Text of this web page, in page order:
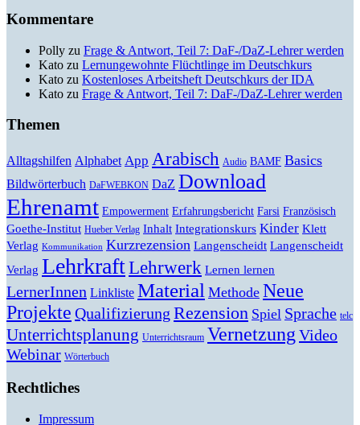
Kommentare
Polly zu Frage & Antwort, Teil 7: DaF-/DaZ-Lehrer werden
Kato zu Lernungewohnte Flüchtlinge im Deutschkurs
Kato zu Kostenloses Arbeitsheft Deutschkurs der IDA
Kato zu Frage & Antwort, Teil 7: DaF-/DaZ-Lehrer werden
Themen
Alltagshilfen Alphabet App Arabisch Audio BAMF Basics
Bildwörterbuch DaFWEBKON DaZ Download
Ehrenamt Empowerment Erfahrungsbericht Farsi Französisch
Goethe-Institut Hueber Verlag Inhalt Integrationskurs Kinder Klett
Verlag Kommunikation Kurzrezension Langenscheidt Langenscheidt
Verlag LehrkraftLehrwerk Lernen lernen
LernerInnen Linkliste Material Methode Neue
Projekte Qualifizierung Rezension Spiel Sprache telc
Unterrichtsplanung Unterrichtsraum Vernetzung Video
Webinar Wörterbuch
Rechtliches
Impressum